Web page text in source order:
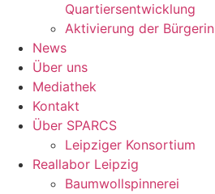
Quartiersentwicklung
Aktivierung der
News
Über uns
Mediathek
Kontakt
Über SPARCS
Leipziger Konsortium
Reallabor Leipzig
Baumwollspinnerei